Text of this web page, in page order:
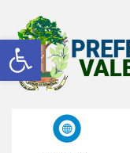
Abrir a barra de ferramentas